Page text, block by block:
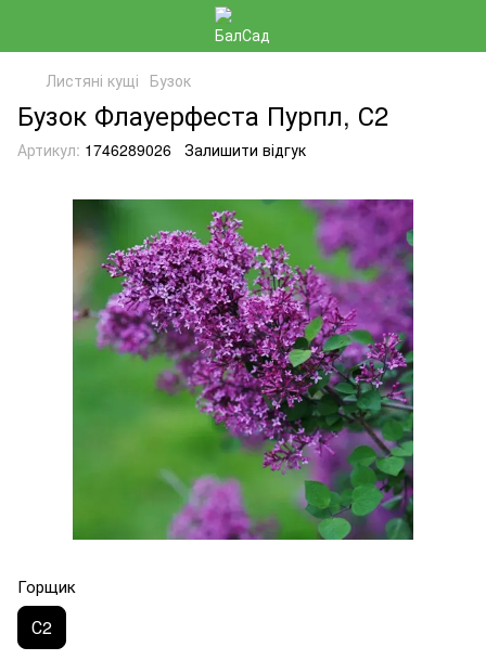
Листяні кущі Бузок
Бузок Флауерфеста Пурпл, С2
Артикул: 1746289026 Залишити відгук
Горщик
С2